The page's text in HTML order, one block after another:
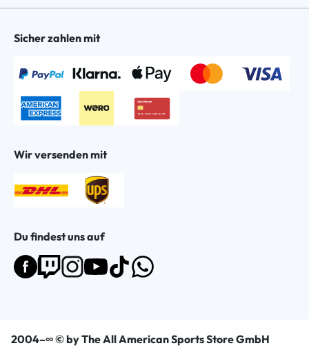
Sicher zahlen mit
Wir versenden mit
Du findest uns auf
2004–∞ © by The All American Sports Store GmbH